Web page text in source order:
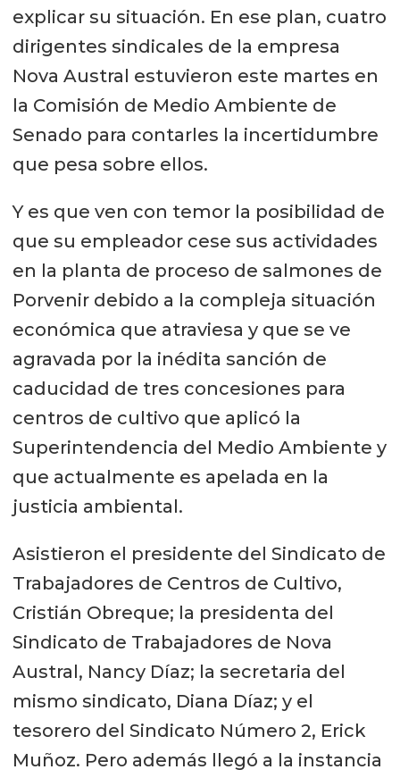
explicar su situación. En ese plan, cuatro
dirigentes sindicales de la empresa
Nova Austral estuvieron este martes en
la Comisión de Medio Ambiente de
Senado para contarles la incertidumbre
que pesa sobre ellos.
Y es que ven con temor la posibilidad de
que su empleador cese sus actividades
en la planta de proceso de salmones de
Porvenir debido a la compleja situación
económica que atraviesa y que se ve
agravada por la inédita sanción de
caducidad de tres concesiones para
centros de cultivo que aplicó la
Superintendencia del Medio Ambiente y
que actualmente es apelada en la
justicia ambiental.
Asistieron el presidente del Sindicato de
Trabajadores de Centros de Cultivo,
Cristián Obreque; la presidenta del
Sindicato de Trabajadores de Nova
Austral, Nancy Díaz; la secretaria del
mismo sindicato, Diana Díaz; y el
tesorero del Sindicato Número 2, Erick
Muñoz. Pero además llegó a la instancia